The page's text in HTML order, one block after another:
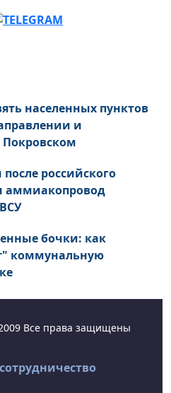
населенных пунктов
и
российского
аммиакопровод
бочки: как
коммунальную
Все права защищены